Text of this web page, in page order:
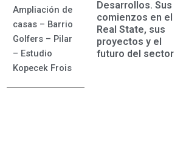
Ampliación de
casas – Barrio
Golfers – Pilar
– Estudio
Kopecek Frois
Desarrollos. Sus
comienzos en el
Real State, sus
proyectos y el
futuro del sector